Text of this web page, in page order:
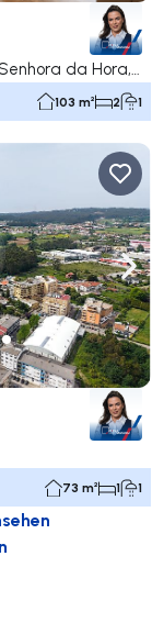
103 m² 2 1
73 m² 1 1